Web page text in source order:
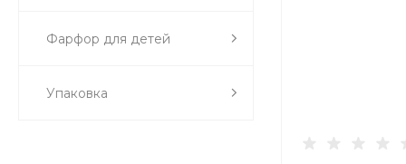
Фарфор для детей
Упаковка